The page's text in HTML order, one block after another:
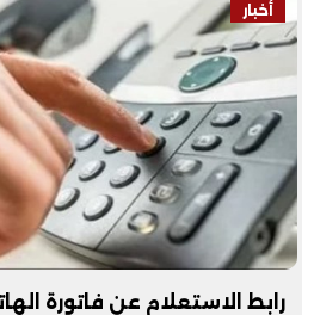
أخبار
رابط الاستعلام عن فاتورة